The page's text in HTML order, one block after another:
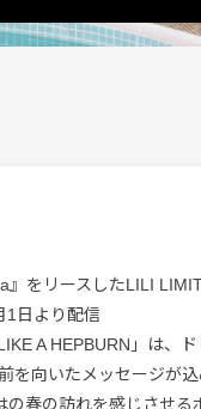
』をリースしたLILI
1日より配信
A HEPBURN」は、
を向いたメッセージが
春の訪れを感じさせる